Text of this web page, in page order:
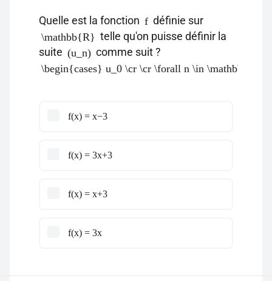
Quelle est la fonction f définie sur
\mathbb{R} telle qu'on puisse définir la
suite (u_n) comme suit ?
\begin{cases} u_0 \cr \cr \forall n \in \mathbb{N},
f(x) = x−3
f(x) = 3x+3
f(x) = x+3
f(x) = 3x